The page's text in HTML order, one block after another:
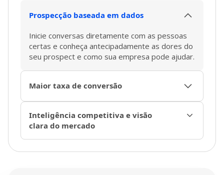
Prospecção baseada em dados
Inicie conversas diretamente com as pessoas
certas e conheça antecipadamente as dores do
seu prospect e como sua empresa pode ajudar.
Maior taxa de conversão
ofereça valor de verdade desde a primeira
conversa até o início da negociação, fechando
negócios de forma mais eficiente e eficaz.
Inteligência competitiva e visão
clara do mercado
o
mercado e ganhe vantagem competitiva com